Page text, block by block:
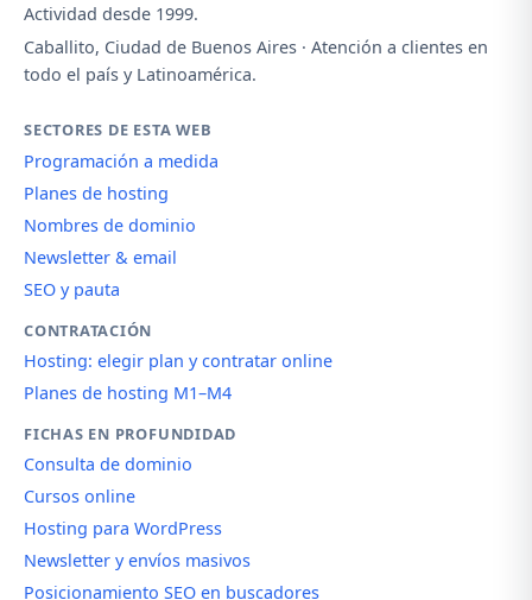
Actividad desde 1999.
Caballito, Ciudad de Buenos Aires · Atención a clientes en
todo el país y Latinoamérica.
SECTORES DE ESTA WEB
Programación a medida
Planes de hosting
Nombres de dominio
Newsletter & email
SEO y pauta
CONTRATACIÓN
Hosting: elegir plan y contratar online
Planes de hosting M1–M4
FICHAS EN PROFUNDIDAD
Consulta de dominio
Cursos online
Hosting para WordPress
Newsletter y envíos masivos
Posicionamiento SEO en buscadores